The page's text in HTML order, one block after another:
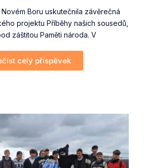
Novém Boru uskutečnila závěrečná
projektu Příběhy našich sousedů,
záštitou Paměti národa. V
celý příspěvek